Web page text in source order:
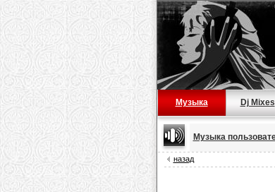
Музыка Dj Mixes
Музыка
назад